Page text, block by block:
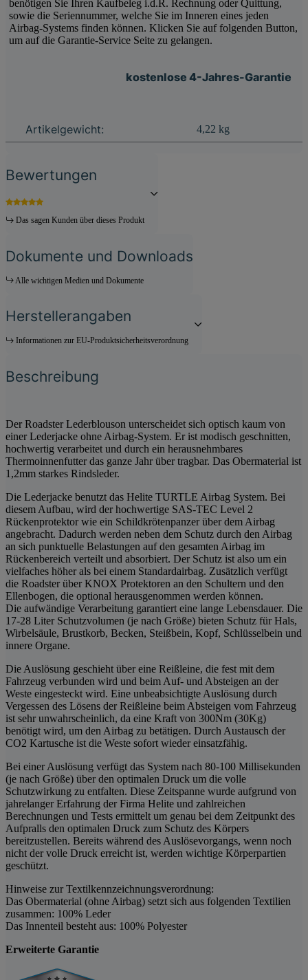
benötigen Sie Ihren Kaufbeleg i.d.R. Rechnung oder Quittung,
sowie die Seriennummer, welche Sie im Inneren eines jeden
Airbag-Systems finden können. Klicken Sie auf folgenden Button,
um auf die Garantie-Service Seite zu gelangen.
kostenlose 4-Jahres-Garantie
Produkteigenschaft
Wert
Artikelgewicht: 4,22 kg
Bewertungen
Das sagen Kunden über dieses Produkt
Dokumente und Downloads
Alle wichtigen Medien und Dokumente
Herstellerangaben
Informationen zur EU-Produktsicherheitsverordnung
Beschreibung
Der Roadster Lederblouson unterscheidet sich optisch kaum von
einer Lederjacke ohne Airbag-System. Er ist modisch geschnitten,
hochwertig verarbeitet und durch ein herausnehmbares
Thermoinnenfutter das ganze Jahr über tragbar. Das Obermaterial ist
1,2mm starkes Rindsleder.
Die Lederjacke benutzt das Helite TURTLE Airbag System. Bei
diesem Aufbau, wird der hochwertige SAS-TEC Level 2
Rückenprotektor wie ein Schildkrötenpanzer über dem Airbag
angebracht. Dadurch werden neben dem Schutz durch den Airbag
an sich punktuelle Belastungen auf den gesamten Airbag im
Rückenbereich verteilt und absorbiert. Der Schutz ist also um ein
vielfaches höher als bei einem Standardairbag. Zusätzlich verfügt
die Roadster über KNOX Protektoren an den Schultern und den
Ellenbogen, die optional herausgenommen werden können.
Die aufwändige Verarbeitung garantiert eine lange Lebensdauer. Die
17-28 Liter Schutzvolumen (je nach Größe) bieten Schutz für Hals,
Wirbelsäule, Brustkorb, Becken, Steißbein, Kopf, Schlüsselbein und
innere Organe.
Die Auslösung geschieht über eine Reißleine, die fest mit dem
Fahrzeug verbunden wird und beim Auf- und Absteigen an der
Weste eingesteckt wird. Eine unbeabsichtigte Auslösung durch
Vergessen des Lösens der Reißleine beim Absteigen vom Fahrzeug
ist sehr unwahrscheinlich, da eine Kraft von 300Nm (30Kg)
benötigt wird, um den Airbag zu betätigen. Durch Austausch der
CO2 Kartusche ist die Weste sofort wieder einsatzfähig.
Bei einer Auslösung verfügt das System nach 80-100 Millisekunden
(je nach Größe) über den optimalen Druck um die volle
Schutzwirkung zu entfalten. Diese Zeitspanne wurde aufgrund von
jahrelanger Erfahrung der Firma Helite und zahlreichen
Berechnungen und Tests ermittelt um genau bei dem Zeitpunkt des
Aufpralls den optimalen Druck zum Schutz des Körpers
bereitzustellen. Bereits während des Auslösevorgangs, wenn noch
nicht der volle Druck erreicht ist, werden wichtige Körperpartien
geschützt.
Hinweise zur Textilkennzeichnungsverordnung:
Das Obermaterial (ohne Airbag) setzt sich aus folgenden Textilien
zusammen: 100% Leder
Das Innenteil besteht aus: 100% Polyester
Erweiterte Garantie